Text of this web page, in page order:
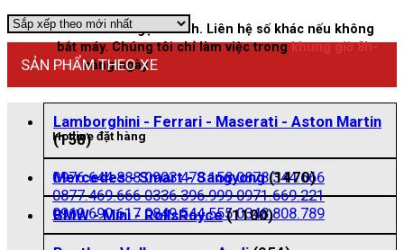
Nhấn vào để gọi nhanh. Liên hệ số khác nếu không
bắt máy. Chúng tôi chỉ làm việc trongkhung giờ 8h-
21hhằng ngày
Hotline đặt hàng
0976.644.888 0903.478.158 0878.344.666
0877.469.666 0336.396.999 0971.669.221
0969.690.617 0849.544.555 0348.808.789
SẢN PHẨM THEO XE
Lamborghini - Ferrari - Maserati - Aston Martin
(158)
Mercedes - Smart - Sangyong (1470)
BMW - Mini - RollsRoyce (1100)